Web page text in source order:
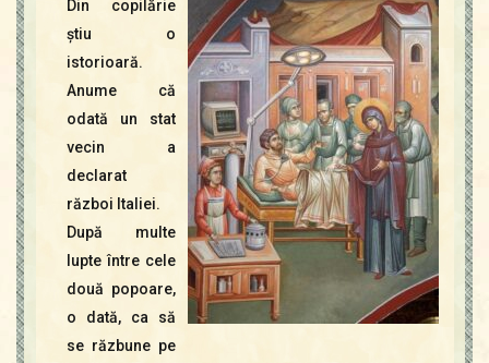
Icoane
Mărgăritare
Calendar
Glosar
Repere
Contact
Din copilărie
știu o
istorioară.
Anume că
odată un stat
vecin a
declarat
război Italiei.
După multe
lupte între cele
două popoare,
o dată, ca să
se răzbune pe